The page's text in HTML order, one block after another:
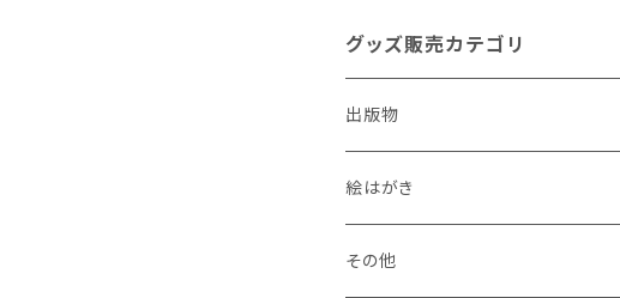
グッズ販売カテゴリ
出版物
絵はがき
犬
その他